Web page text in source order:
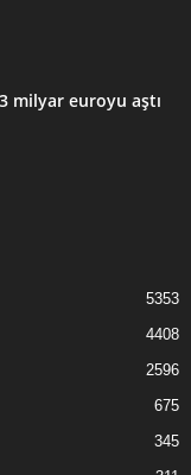
milyar euroyu aştı
5353
4408
2596
675
345